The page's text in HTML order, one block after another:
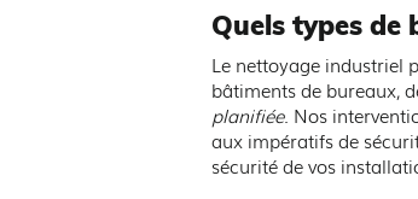
Quels types de
Le nettoyage industriel
bâtiments de bureaux,
planifiée. Nos
aux impératifs de
sécurité de vos